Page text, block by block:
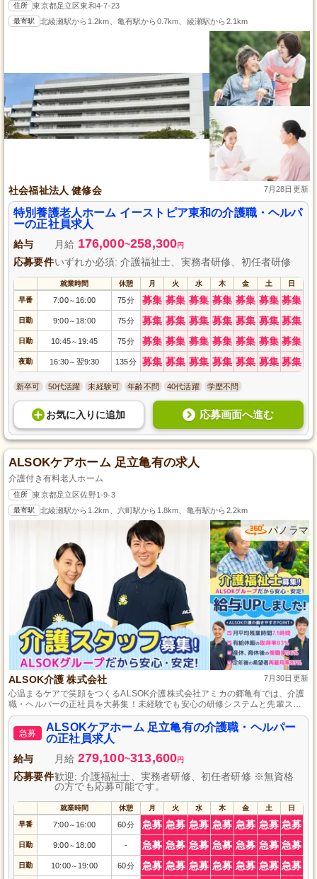
住所 東京都足立区東和4-7-23
最寄駅 北綾瀬駅から1.2km、亀有駅から0.7km、綾瀬駅から2.1km
社会福祉法人 健修会 7月28日更新
特別養護老人ホーム イーストピア東和の介護職・ヘルパ
ーの正社員求人
給与 月給 176,000~258,300円
応募要件いずれか必須: 介護福祉士、実務者研修、初任者研修
就業時間 休憩 月 火 水 木 金 土 日
早番 7:00～ 16:00 75分 募集 募集 募集 募集 募集 募集 募集
日勤 9:00～ 18:00 75分 募集 募集 募集 募集 募集 募集 募集
日勤 10:45～ 19:45 75分 募集 募集 募集 募集 募集 募集 募集
夜勤 16:30～ 翌9:30 135分 募集 募集 募集 募集 募集 募集 募集
新卒可 50代活躍 未経験可 年齢不問 40代活躍 学歴不問
お気に入り に追加 応募画面へ進む
ALSOKケアホーム 足立亀有の求人
介護付き有料老人ホーム
住所 東京都足立区佐野1-9-3
最寄駅 北綾瀬駅から1.2km、六町駅から1.8km、亀有駅から2.2km
パノラマ
ALSOK介護 株式会社 7月30日更新
心温まるケアで笑顔をつくるALSOK介護株式会社アミカの郷亀有では、介護
職・ヘルパーの正社員を大募集！未経験でも安心の研修システムと先輩スタ
ッフの手厚いサポートで、あなたの成長を全力でバックアップします。東京
都足立区佐野の落ち着いた環境で、入居者様の「第二の我が家」を一緒に創
り上げませんか？資格不問。ワークライフバランスを大切にしながら、やり
がいを感じる介護の仕事を始めましょう。
急募
ALSOKケアホーム 足立亀有の介護職・ヘルパー
の正社員求人
給与 月給 279,100~313,600円
応募要件歓迎: 介護福祉士、実務者研修、初任者研修 ※無資格
の方でも応募可能です。
就業時間 休憩 月 火 水 木 金 土 日
早番 7:00～ 16:00 60分 急募 急募 急募 急募 急募 急募 急募
日勤 9:00～ 18:00 - 急募 急募 急募 急募 急募 急募 急募
日勤 10:00～ 19:00 60分 急募 急募 急募 急募 急募 急募 急募